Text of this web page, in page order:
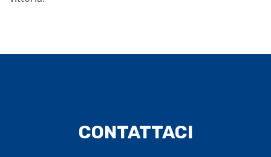
CONTATTACI